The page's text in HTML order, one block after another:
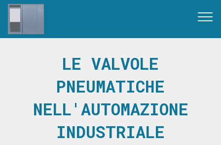
LE VALVOLE
PNEUMATICHE
NELL'AUTOMAZIONE
INDUSTRIALE